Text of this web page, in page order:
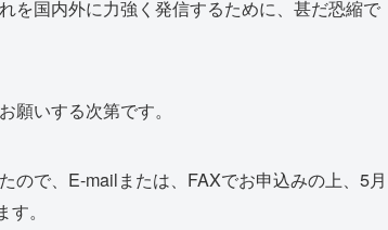
を国内外に力強く発信するために、甚だ恐縮で
願いする次第です。
ので、E-mailまたは、FAXでお申込みの上、5月
。